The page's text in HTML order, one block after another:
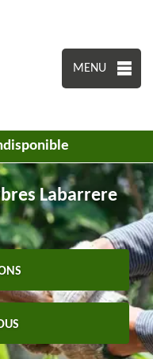
MENU
Labarrere